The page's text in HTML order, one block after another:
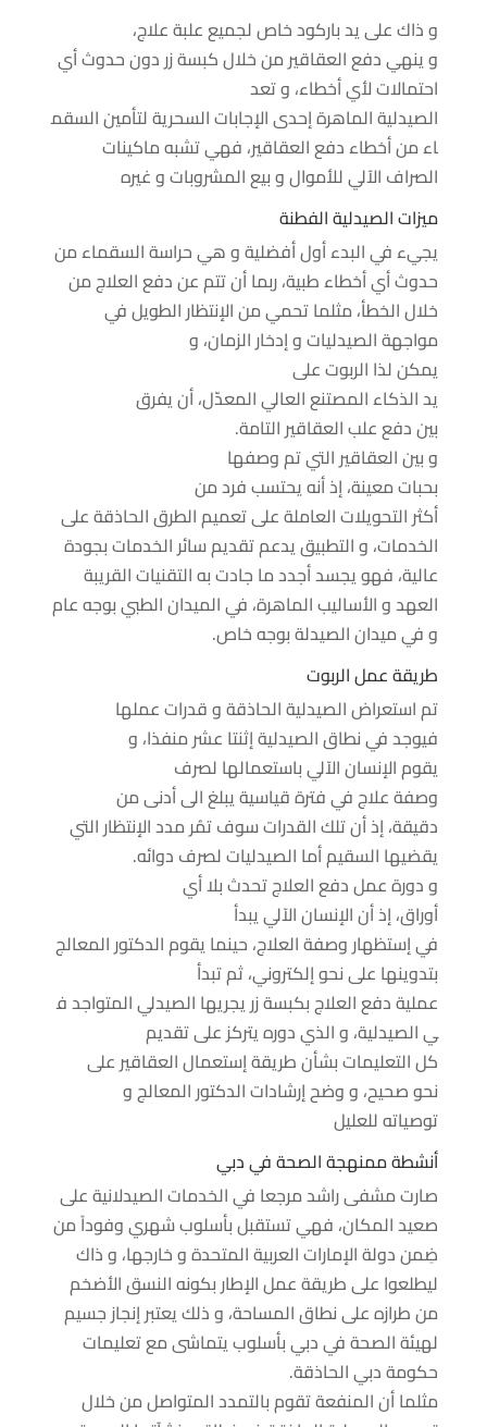
وذاكعلى يدباركود خاصلجميععلبةعلاج،
وينهيدفعالعقاقير من خلالكبسةزر دون حدوث أي
احتمالات لأي أخطاء، و تعد
الصيدليةالماهرةإحدىالإجاباتالسحريةلتأمينالسقم
اءمن أخطاءدفعالعقاقير، فهي تشبه ماكينات
الصراف الآلي للأموال و بيع المشروبات و غيره
ميزاتالصيدليةالفطنة
يجيءفيالبدءأولأفضليةو هيحراسةالسقماءمن
حدوث أي أخطاء طبية،ربماأنتتمعندفعالعلاجمن
خلالالخطأ، مثلماتحمي من الإنتظار الطويلفي
مواجهةالصيدليات وإدخار الزمان، و
يمكنلذا الربوتعلى
يدالذكاءالمصتنعالعاليالمعدّل، أن يفرق
بيندفععلبالعقاقير التامة.
و بينالعقاقير التي تم وصفها
بحباتمعينة،إذأنهيحتسبفردمن
أكثر التحويلاتالعاملةعلى تعميمالطرقالحاذقةعلى
الخدمات، و التطبيقيدعمتقديمسائر الخدمات بجودة
عالية، فهويجسدأجددما جادت به التقنياتالقريبة
العهدوالأساليبالماهرة، فيالميدانالطبي بوجه عام
و فيميدانالصيدلة بوجه خاص.
طريقةعملالربوت
تم استعراض الصيدليةالحاذقةوقدراتعملها
فيوجدفي نطاقالصيدلية إثنتا عشر منفذا، و
يقومالإنسان الآليباستعمالها لصرف
وصفةعلاجفيفترة قياسيةيبلغالىأدنىمن
دقيقة،إذأنتلكالقدراتسوفتمُر مددالإنتظار التي
يقضيها السقيمأما الصيدليات لصرف دوائه.
و دورة عملدفعالعلاجتحدثبلاأي
أوراق،إذأنالإنسان الآلييبدأ
فيإستظهار وصفةالعلاج، حينمايقومالدكتور المعالج
بتدوينها على نحوإلكتروني، ثم تبدأ
عمليةدفعالعلاجبكبسةزريجريها الصيدليالمتواجدف
ي الصيدلية، و الذي دوره يتركز على تقديم
كلالتعليماتبشأنطريقةإستعمالالعقاقير على
نحوصحيح، ووضحإرشاداتالدكتور المعالج و
توصياتهللعليل
أنشطة ممنهجة الصحة في دبي
صارت مشفى راشد مرجعا في الخدمات الصيدلانية على
صعيد المكان، فهي تستقبل بأسلوب شهري وفوداً من
ضِمن دولة الإمارات العربية المتحدة و خارجها، و ذاك
ليطلعوا على طريقة عمل الإطار بكونه النسق الأضخم
من طرازه على نطاق المساحة، و ذلك يعتبر إنجاز جسيم
لهيئة الصحة في دبي بأسلوب يتماشى مع تعليمات
حكومة دبي الحاذقة.
مثلما أن المنفعة تقوم بالتمدد المتواصل من خلال